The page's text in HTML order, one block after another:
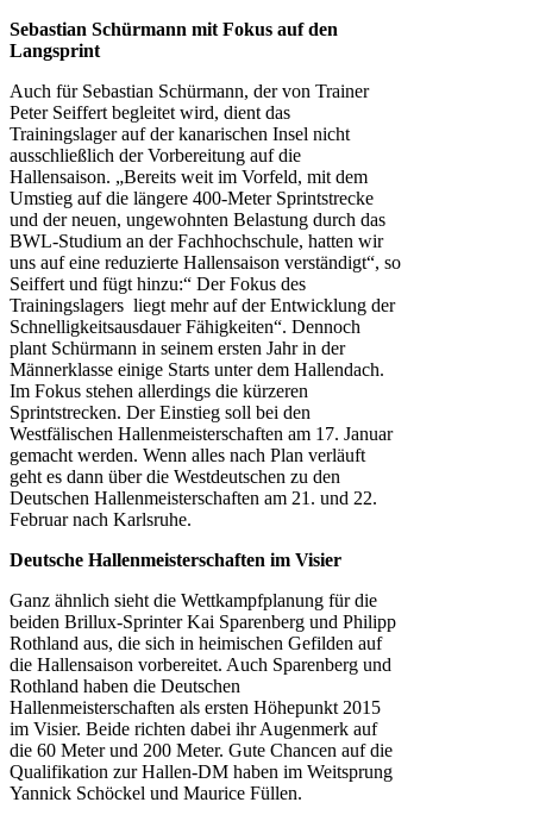
Sebastian Schürmann mit Fokus auf den
Langsprint
Auch für Sebastian Schürmann, der von Trainer
Peter Seiffert begleitet wird, dient das
Trainingslager auf der kanarischen Insel nicht
ausschließlich der Vorbereitung auf die
Hallensaison. „Bereits weit im Vorfeld, mit dem
Umstieg auf die längere 400-Meter Sprintstrecke
und der neuen, ungewohnten Belastung durch das
BWL-Studium an der Fachhochschule, hatten wir
uns auf eine reduzierte Hallensaison verständigt“, so
Seiffert und fügt hinzu:“ Der Fokus des
Trainingslagers liegt mehr auf der Entwicklung der
Schnelligkeitsausdauer Fähigkeiten“. Dennoch
plant Schürmann in seinem ersten Jahr in der
Männerklasse einige Starts unter dem Hallendach.
Im Fokus stehen allerdings die kürzeren
Sprintstrecken. Der Einstieg soll bei den
Westfälischen Hallenmeisterschaften am 17. Januar
gemacht werden. Wenn alles nach Plan verläuft
geht es dann über die Westdeutschen zu den
Deutschen Hallenmeisterschaften am 21. und 22.
Februar nach Karlsruhe.
Deutsche Hallenmeisterschaften im Visier
Ganz ähnlich sieht die Wettkampfplanung für die
beiden Brillux-Sprinter Kai Sparenberg und Philipp
Rothland aus, die sich in heimischen Gefilden auf
die Hallensaison vorbereitet. Auch Sparenberg und
Rothland haben die Deutschen
Hallenmeisterschaften als ersten Höhepunkt 2015
im Visier. Beide richten dabei ihr Augenmerk auf
die 60 Meter und 200 Meter. Gute Chancen auf die
Qualifikation zur Hallen-DM haben im Weitsprung
Yannick Schöckel und Maurice Füllen.